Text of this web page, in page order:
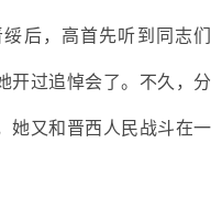
后，高首先听到 同志们
开过追悼会了。不久，分
她又和晋西人民战斗在一